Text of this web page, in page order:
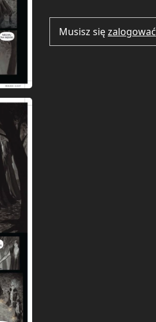
Musisz sięzalogować